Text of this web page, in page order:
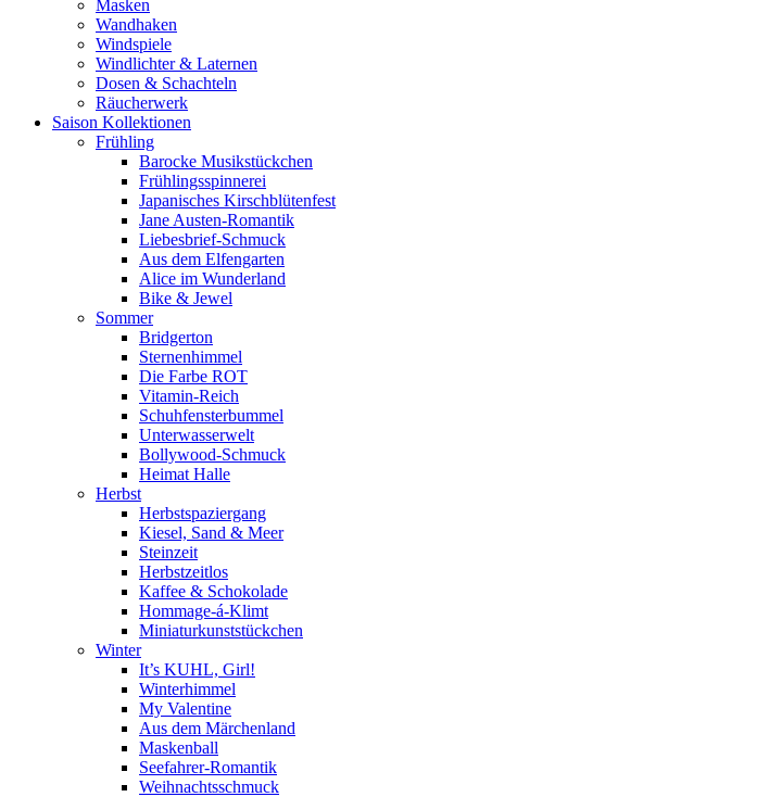
Masken
Wandhaken
Windspiele
Windlichter & Laternen
Dosen & Schachteln
Räucherwerk
Saison Kollektionen
Frühling
Barocke Musikstückchen
Frühlingsspinnerei
Japanisches Kirschblütenfest
Jane Austen-Romantik
Liebesbrief-Schmuck
Aus dem Elfengarten
Alice im Wunderland
Bike & Jewel
Sommer
Bridgerton
Sternenhimmel
Die Farbe ROT
Vitamin-Reich
Schuhfensterbummel
Unterwasserwelt
Bollywood-Schmuck
Heimat Halle
Herbst
Herbstspaziergang
Kiesel, Sand & Meer
Steinzeit
Herbstzeitlos
Kaffee & Schokolade
Hommage-á-Klimt
Miniaturkunststückchen
Winter
It’s KUHL, Girl!
Winterhimmel
My Valentine
Aus dem Märchenland
Maskenball
Seefahrer-Romantik
Weihnachtsschmuck